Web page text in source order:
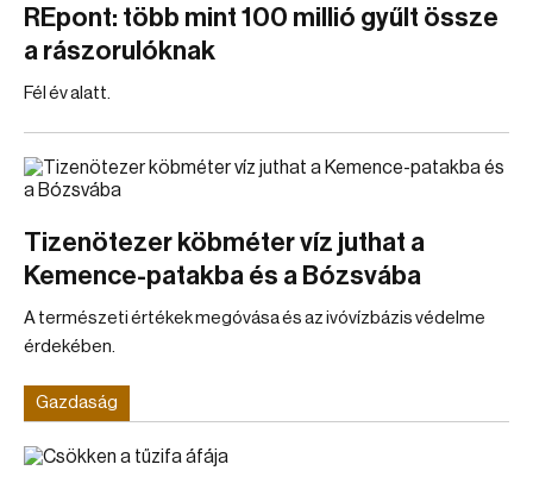
REpont: több mint 100 millió gyűlt össze
a rászorulóknak
Fél év alatt.
Tizenötezer köbméter víz juthat a
Kemence-patakba és a Bózsvába
A természeti értékek megóvása és az ivóvízbázis védelme
érdekében.
Gazdaság